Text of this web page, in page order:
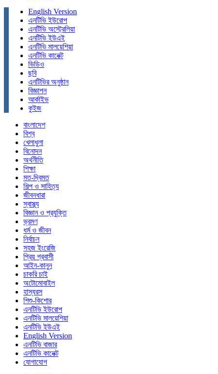
English Version
এনটিভি ইউরোপ
এনটিভি অস্ট্রেলিয়া
এনটিভি ইউএই
এনটিভি মালয়েশিয়া
এনটিভি কানেক্ট
ভিডিও
ছবি
এনটিভির অনুষ্ঠান
বিজ্ঞাপন
আর্কাইভ
কুইজ
বাংলাদেশ
বিশ্ব
খেলাধুলা
বিনোদন
অর্থনীতি
শিক্ষা
মত-দ্বিমত
শিল্প ও সাহিত্য
জীবনধারা
স্বাস্থ্য
বিজ্ঞান ও প্রযুক্তি
ভ্রমণ
ধর্ম ও জীবন
নির্বাচন
সহজ ইংরেজি
প্রিয় প্রবাসী
আইন-কানুন
চাকরি চাই
অটোমোবাইল
হাস্যরস
শিশু-কিশোর
এনটিভি ইউরোপ
এনটিভি মালয়েশিয়া
এনটিভি ইউএই
English Version
এনটিভি বাজার
এনটিভি কানেক্ট
যোগাযোগ